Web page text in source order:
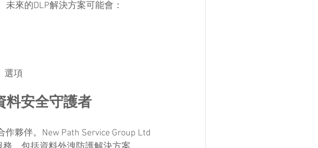
來的DLP解決方案可能會：
選項
料安全守護者
夥伴。New Path Service Group Ltd